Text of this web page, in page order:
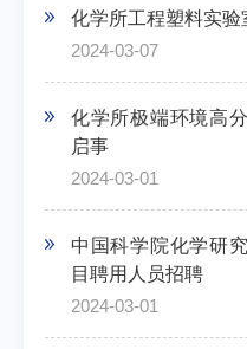
化学所工程塑料实
2024-03-07
化学所极端环境高
启事
2024-03-01
中国科学院化学研
目聘用人员招聘
2024-03-01